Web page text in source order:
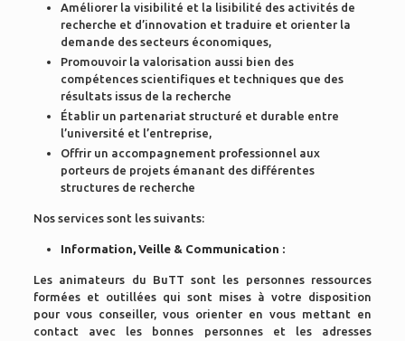
Améliorer la visibilité et la lisibilité des activités de
recherche et d’innovation et traduire et orienter la
demande des secteurs économiques,
Promouvoir la valorisation aussi bien des
compétences scientifiques et techniques que des
résultats issus de la recherche
Établir un partenariat structuré et durable entre
l’université et l’entreprise,
Offrir un accompagnement professionnel aux
porteurs de projets émanant des différentes
structures de recherche
Nos services sont les suivants:
Information, Veille & Communication :
Les animateurs du BuTT sont les personnes ressources
formées et outillées qui sont mises à votre disposition
pour vous conseiller, vous orienter en vous mettant en
contact avec les bonnes personnes et les adresses